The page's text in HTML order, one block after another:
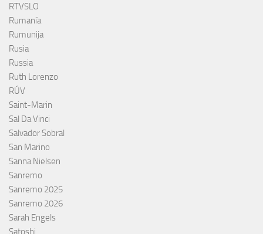
RTVSLO
Rumanía
Rumunija
Rusia
Russia
Ruth Lorenzo
RÚV
Saint-Marin
Sal Da Vinci
Salvador Sobral
San Marino
Sanna Nielsen
Sanremo
Sanremo 2025
Sanremo 2026
Sarah Engels
Satoshi